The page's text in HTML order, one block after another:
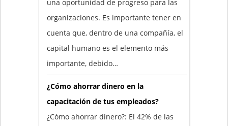
una oportunidad de progreso para las
organizaciones. Es importante tener en
cuenta que, dentro de una compañía, el
capital humano es el elemento más
importante, debido…
¿Cómo ahorrar dinero en la
capacitación de tus empleados?
¿Cómo ahorrar dinero?: El 42% de las